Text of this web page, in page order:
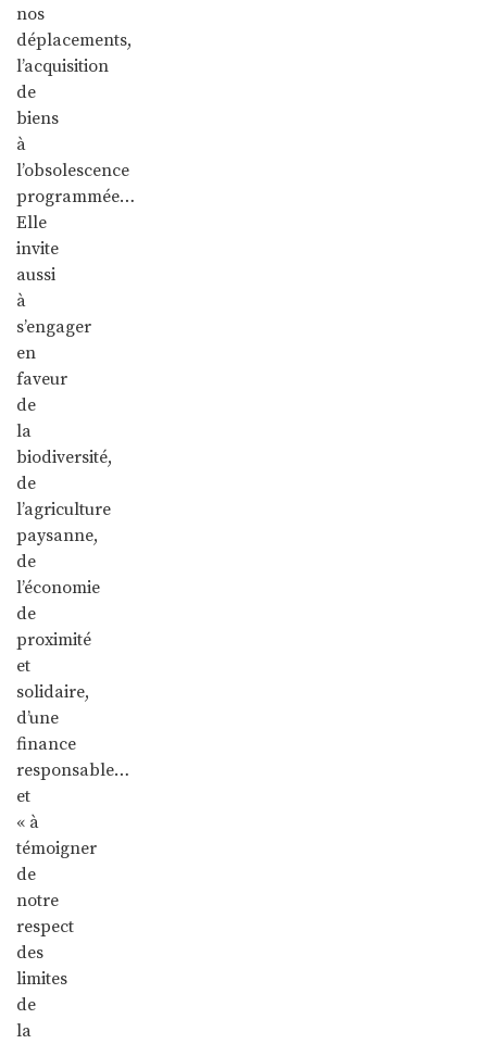
nos
déplacements,
l’acquisition
de
biens
à
l’obsolescence
programmée…
Elle
invite
aussi
à
s’engager
en
faveur
de
la
biodiversité,
de
l’agriculture
paysanne,
de
l’économie
de
proximité
et
solidaire,
d’une
finance
responsable…
et
« à
témoigner
de
notre
respect
des
limites
de
la